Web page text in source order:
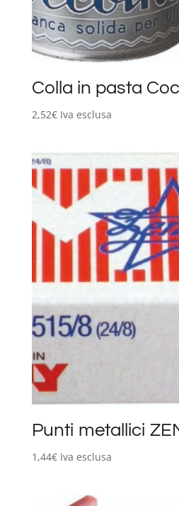
Colla in pasta
2,52€ Iva esclusa
Punti metallici
1,44€ Iva esclusa